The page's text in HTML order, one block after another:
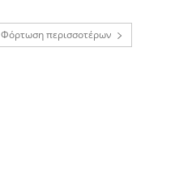
Φόρτωση περισσοτέρων